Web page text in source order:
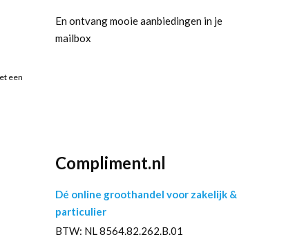
een
En ontvang mooie aanbiedingen in je
mailbox
Compliment.nl
Dé online groothandel voor zakelijk &
particulier
BTW: NL 8564.82.262.B.01